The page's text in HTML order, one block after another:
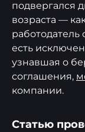
подвергался
возраста —
есть
узнавшая о
соглашения,
компании.
Статью